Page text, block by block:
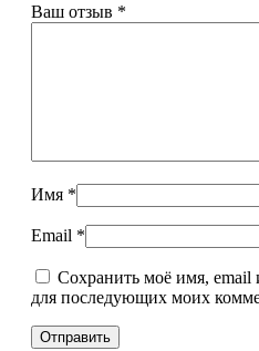
Ваш отзыв *
Имя *
Email *
Сохранить моё имя, email
для последующих моих